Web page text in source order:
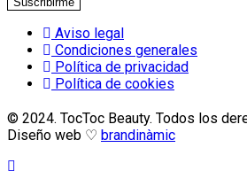
Aviso legal
Condiciones generales
Política de privacidad
Política de cookies
© 2024. TocToc Beauty. Todos los
Diseño web ♡ brandinàmic